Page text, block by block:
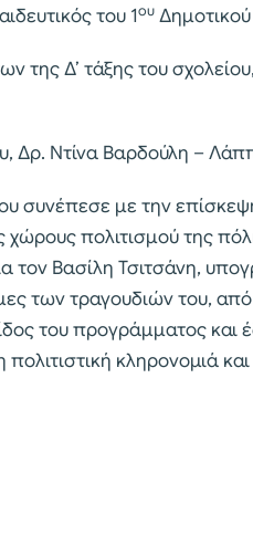
του 1ου Δημοτικού
της Δ’ τάξης του
Δρ. Ντίνα Βαρδούλη –
συνέπεσε με την
πολιτισμού της
τον Βασίλη Τσιτσάνη,
των τραγουδιών του,
του προγράμματος και
κληρονομιά και